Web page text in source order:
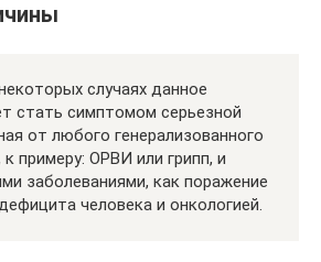
случаях данное
стать симптомом серьезной
от любого генерализованного
к примеру: ОРВИ или грипп, и
заболеваниями, как поражение
человека и онкологией.